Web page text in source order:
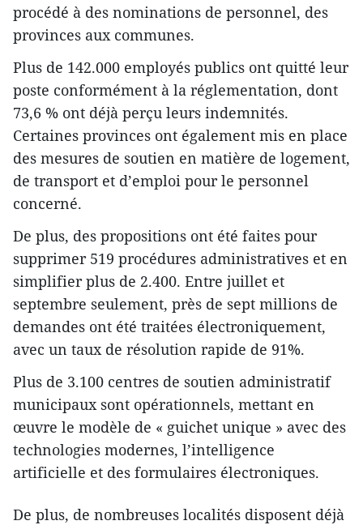
procédé à des nominations de personnel, des
provinces aux communes.
Plus de 142.000 employés publics ont quitté leur
poste conformément à la réglementation, dont
73,6 % ont déjà perçu leurs indemnités.
Certaines provinces ont également mis en place
des mesures de soutien en matière de logement,
de transport et d’emploi pour le personnel
concerné.
De plus, des propositions ont été faites pour
supprimer 519 procédures administratives et en
simplifier plus de 2.400. Entre juillet et
septembre seulement, près de sept millions de
demandes ont été traitées électroniquement,
avec un taux de résolution rapide de 91%.
Plus de 3.100 centres de soutien administratif
municipaux sont opérationnels, mettant en
œuvre le modèle de « guichet unique » avec des
technologies modernes, l’intelligence
artificielle et des formulaires électroniques.
De plus, de nombreuses localités disposent déjà